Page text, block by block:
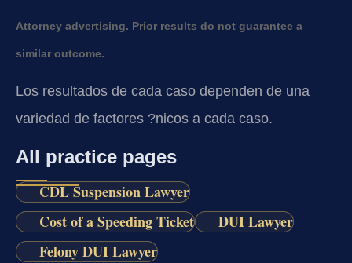
Attorney advertising. Prior results do not guarantee a
similar outcome.
Los resultados de cada caso dependen de una
variedad de factores ?nicos a cada caso.
All practice pages
CDL Suspension Lawyer
Cost of a Speeding Ticket
DUI Lawyer
Felony DUI Lawyer